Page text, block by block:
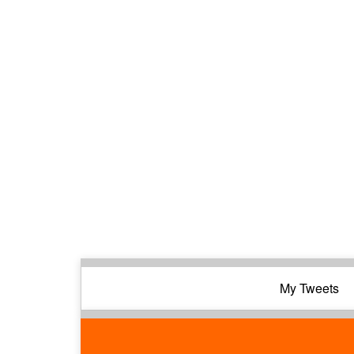
My Tweets